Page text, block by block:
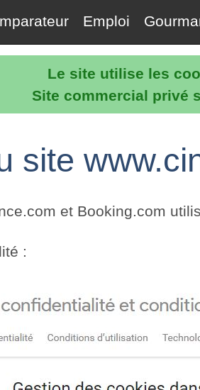
Le site utilise les
Site commercial privé
Emploi
site
et Booking.com
: